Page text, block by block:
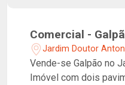
Comercial -
Jardim Doutor
Vende-se Galpão no
Imóvel com dois